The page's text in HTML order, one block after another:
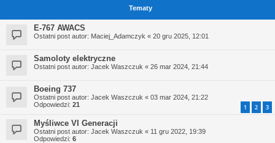
Tematy
E-767 AWACS
Ostatni post autor: Maciej_Adamczyk « 20 gru 2025, 12:01
Samoloty elektryczne
Ostatni post autor: Jacek Waszczuk « 26 mar 2024, 21:44
Boeing 737
Ostatni post autor: Jacek Waszczuk « 03 mar 2024, 21:22
Odpowiedzi: 21 1 2 3
Myśliwce VI Generacji
Ostatni post autor: Jacek Waszczuk « 11 gru 2022, 19:39
Odpowiedzi: 6